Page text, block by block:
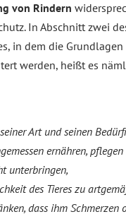
von Rindern
In Abschnitt zwei
in dem die Grundlagen
werden, heißt es
Art und seinen
ernähren,
unterbringen,
des Tieres zu
dass ihm Schmerzen